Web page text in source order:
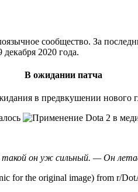
сообщество. За
2020 года.
В ожидании патча
в предвкушении нового
такой он уж сильный. — Он
for the original image) from r/